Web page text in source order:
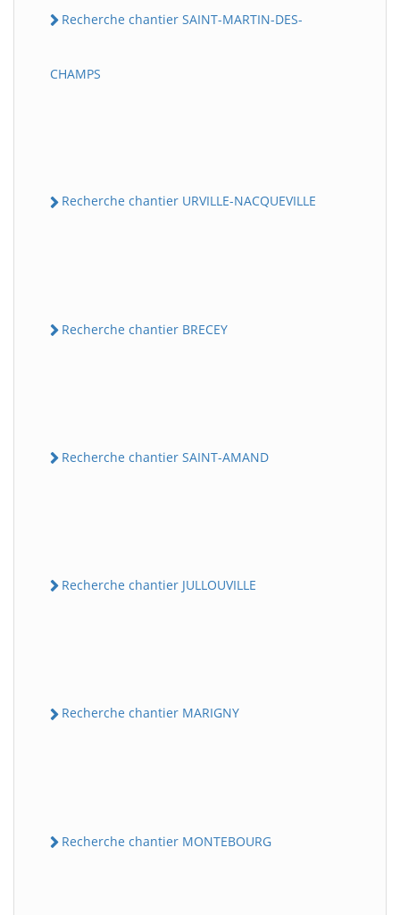
Recherche chantier SAINT-MARTIN-DES-
CHAMPS
Recherche chantier URVILLE-NACQUEVILLE
Recherche chantier BRECEY
Recherche chantier SAINT-AMAND
Recherche chantier JULLOUVILLE
Recherche chantier MARIGNY
Recherche chantier MONTEBOURG